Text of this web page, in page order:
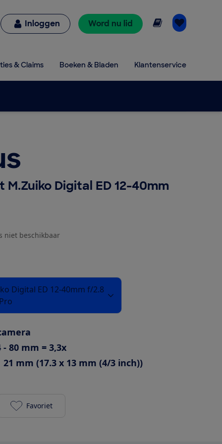
Inloggen Word nu lid Online lezen
& Claims Boeken & Bladen Klantenservice
M.Zuiko Digital ED 12-40mm
niet beschikbaar
Digital ED 12-40mm f/2.8
- 80 mm = 3,3x
21 mm (17.3 x 13 mm (4/3 inch))
Olympus OM-D E-M5 III met M.Zuiko Digital ED
Favoriet